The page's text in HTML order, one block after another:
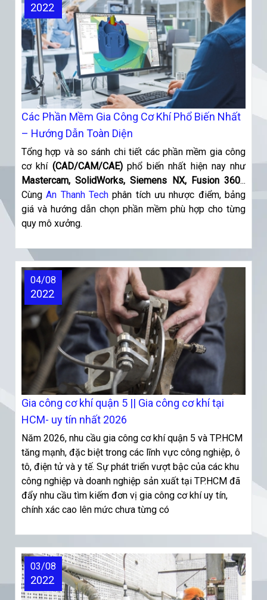
Các Phần Mềm Gia Công Cơ Khí Phổ Biến Nhất
– Hướng Dẫn Toàn Diện
2022
Tổng hợp và so sánh chi tiết các phần mềm gia công
cơ khí (CAD/CAM/CAE)phổ biến nhất hiện nay như
Mastercam, SolidWorks, Siemens NX, Fusion 360...
CùngAn Thanh Tech phân tích ưu nhược điểm, bảng
giá và hướng dẫn chọn phần mềm phù hợp cho từng
quy mô xưởng.
Gia công cơ khí quận 5 || Gia công cơ khí tại
HCM- uy tín nhất 2026
04/08
2022
Năm 2026, nhu cầu gia công cơ khí quận 5 và TP.HCM
tăng mạnh, đặc biệt trong các lĩnh vực công nghiệp, ô
tô, điện tử và y tế. Sự phát triển vượt bậc của các khu
công nghiệp và doanh nghiệp sản xuất tại TP.HCM đã
đẩy nhu cầu tìm kiếm đơn vị gia công cơ khí uy tín,
chính xác cao lên mức chưa từng có
03/08
2022